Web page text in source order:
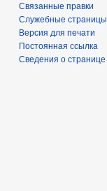
Связанные правки
Служебные страницы
Версия для печати
Постоянная ссылка
Сведения о странице